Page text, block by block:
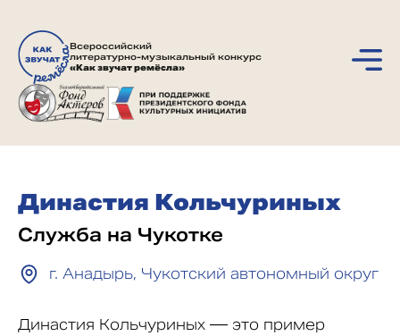
Всероссийский
литературно-музыкальный конкурс
«Как звучат ремёсла»
Династия Кольчуриных
Служба на Чукотке
г. Анадырь, Чукотский автономный округ
Династия Кольчуриных — это пример